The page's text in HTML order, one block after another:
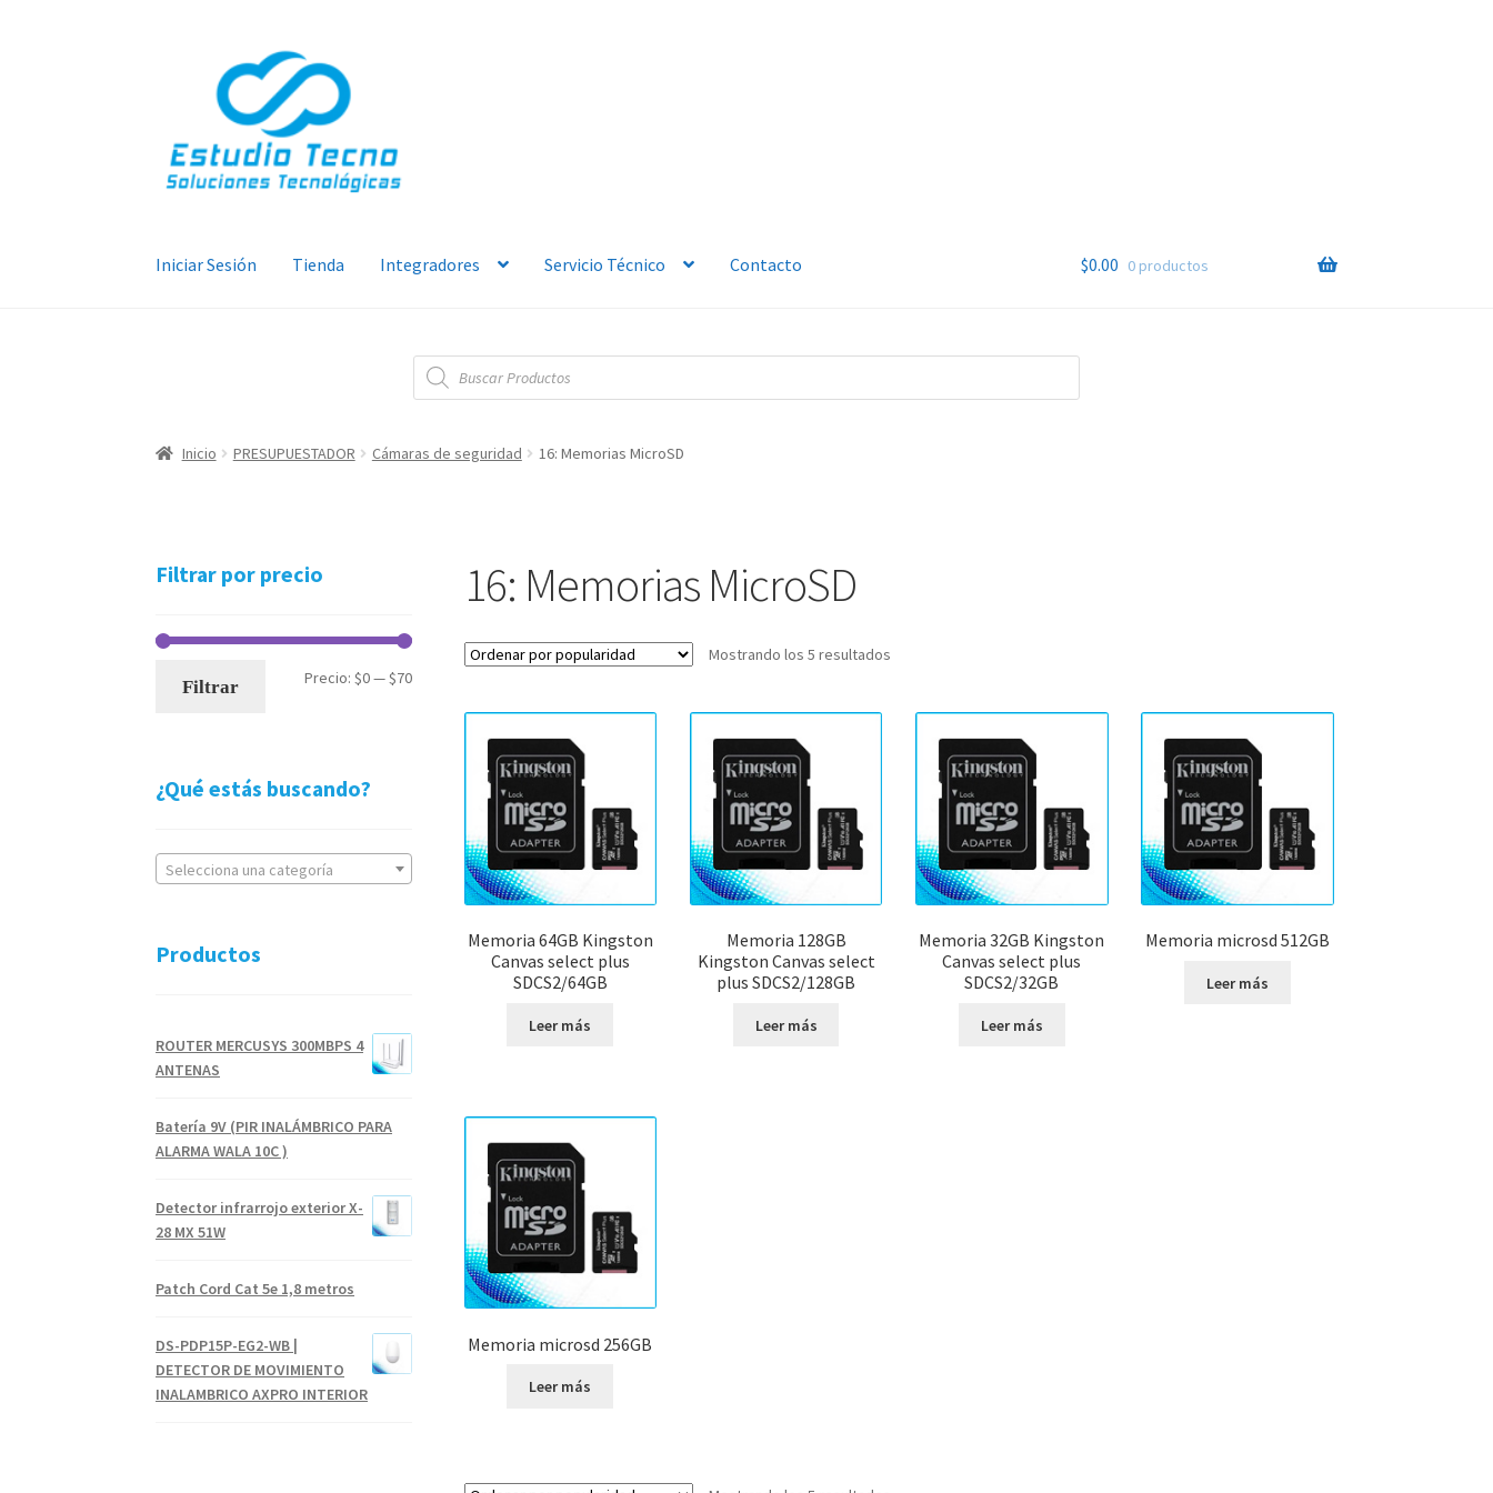
navegación
contenido
Iniciar Sesión Tienda Integradores Servicio Técnico Contacto $0.00 0 productos
Búsqueda
de
productos
Inicio PRESUPUESTADOR Cámaras de seguridad 16: Memorias MicroSD
16: Memorias MicroSD
Mostrando los 5 resultadosOrdenado
Memoria 64GB Kingston
Canvas select plus
SDCS2/64GB
Leer más
Memoria 128GB
Kingston Canvas select
plus SDCS2/128GB
Leer más
Memoria 32GB Kingston
Canvas select plus
SDCS2/32GB
Leer más
Memoria microsd 512GB
Leer más
Memoria microsd 256GB
Leer más
Filtrar por precio
Precio
Precio
Filtrar Precio:$0—$70
¿Qué estás buscando?
Selecciona una categoría
Productos
ROUTER MERCUSYS 300MBPS 4
ANTENAS
Batería 9V (PIR INALÁMBRICO PARA
ALARMA WALA 10C )
Detector infrarrojo exterior X-
28 MX 51W
Patch Cord Cat 5e 1,8 metros
DS-PDP15P-EG2-WB |
DETECTOR DE MOVIMIENTO
INALAMBRICO AXPRO INTERIOR